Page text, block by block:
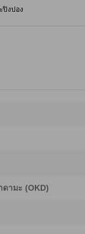
ปิงปอง
ามะ (OKD)